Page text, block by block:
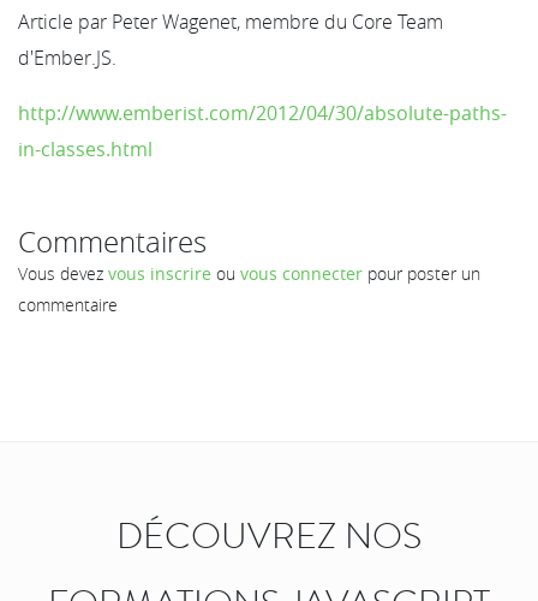
Article par Peter Wagenet, membre du Core Team
d'Ember.JS.
http://www.emberist.com/2012/04/30/absolute-paths-
in-classes.html
Commentaires
Vous devez vous inscrire ou vous connecter pour poster un
commentaire
DÉCOUVREZ NOS